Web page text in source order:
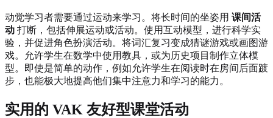
动觉学习者需要通过运动来学习。将长时间的坐姿用 课间活
动 打断，包括伸展运动或活动。使用互动模型，进行科学实
验，并促进角色扮演活动。将词汇复习变成猜谜游戏或画图游
戏。允许学生在数学中使用教具，或为历史项目制作立体模
型。即使是简单的动作，例如允许学生在阅读时在房间后面踱
步，也能极大地提高他们集中注意力和学习的能力。
实用的 VAK 友好型课堂活动